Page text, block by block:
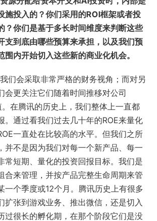
施投入的？你们采用的ROI框架或者投
？你们是基于多长时间维度来判断这些
支到底由哪些预算来承担，以及我们预
围内开始切入这些新的商业化机会。
们会采取非常严格的财务视角；而对另
会更关注它们随着时间推移对公司
在腾讯的历史上，我们整体上一直都
。通过看我们过去几十年的ROE来量化
一直处在比较高的水平。但我们之所
并不是因为我们对每一个新产品、每一
常短期、量化的投资回报目标。我们是
合来管理，并按产品完整生命周期来管
一个季度或12个月。腾讯历史上有很多
扩张到游戏业务、推出微信，还是切入
过很长的孵化期，在那个阶段它们是没